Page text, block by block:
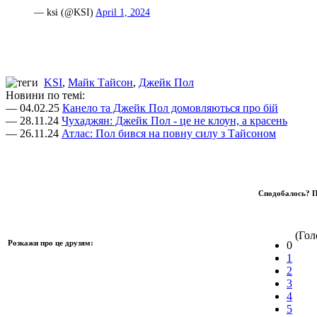
— ksi (@KSI) April 1, 2024
KSI, Майк Тайсон, Джейк Пол
Новини по темі:
— 04.02.25 Канело та Джейк Пол домовляються про бій
— 28.11.24 Чухаджян: Джейк Пол - це не клоун, а красень
— 26.11.24 Атлас: Пол бився на повну силу з Тайсоном
Розкажи про це друзям:
Сподобалось?
0
1
2
3
4
5